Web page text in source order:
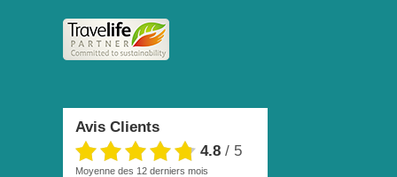
Avis Clients
4.8 / 5
moyenne des 12 derniers mois